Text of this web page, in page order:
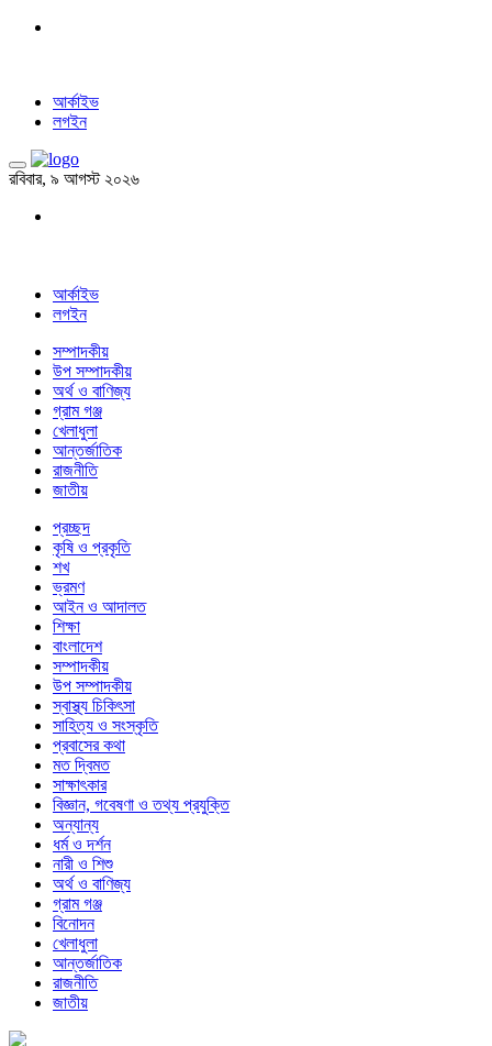
আর্কাইভ
লগইন
রবিবার, ৯ আগস্ট ২০২৬
আর্কাইভ
লগইন
সম্পাদকীয়
উপ সম্পাদকীয়
অর্থ ও বাণিজ্য
গ্রাম গঞ্জ
খেলাধুলা
আন্তর্জাতিক
রাজনীতি
জাতীয়
প্রচ্ছদ
কৃষি ও প্রকৃতি
শখ
ভ্রমণ
আইন ও আদালত
শিক্ষা
বাংলাদেশ
সম্পাদকীয়
উপ সম্পাদকীয়
স্বাস্থ্য চিকিৎসা
সাহিত্য ও সংস্কৃতি
প্রবাসের কথা
মত দ্বিমত
সাক্ষাৎকার
বিজ্ঞান, গবেষণা ও তথ্য প্রযুক্তি
অন্যান্য
ধর্ম ও দর্শন
নারী ও শিশু
অর্থ ও বাণিজ্য
গ্রাম গঞ্জ
বিনোদন
খেলাধুলা
আন্তর্জাতিক
রাজনীতি
জাতীয়